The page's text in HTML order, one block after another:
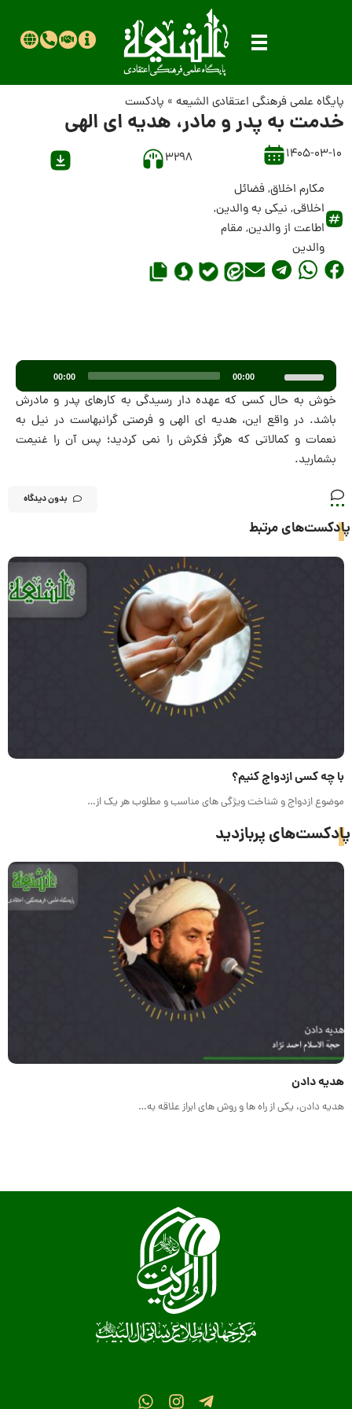
پایگاه علمی فرهنگی اعتقادی الشیعه » پادکست
خدمت به پدر و مادر، هدیه ای الهی
1405-03-10
3298
مکارم اخلاق,فضائل
اخلاقی, نیکی به والدین,
اطاعت از والدین, مقام
والدین
پخش‌کننده
صوت
00:00 00:00
برای
افزایش
کاهش
صدا
و
خوش به حال کسی که عهده دار رسیدگی به کارهای پدر و مادرش
باشد. در واقع این، هدیه ای الهی و فرصتی گرانبهاست در نیل به
نعمات و کمالاتی که هرگز فکرش را نمی کردید؛ پس آن را غنیمت
بشمارید.
بدون دیدگاه
پادکست‌های مرتبط
با چه کسی ازدواج کنیم؟
موضوع ازدواج و شناخت ویژگی های مناسب و مطلوب هر یک از…
پادکست‌های پربازدید
هدیه دادن
هدیه دادن، یکی از راه ها و روش های ابراز علاقه به…